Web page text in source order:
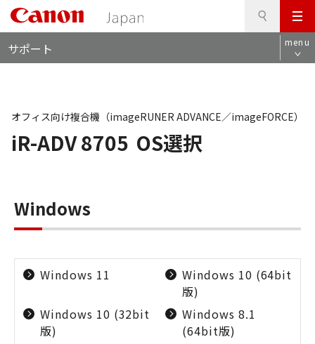
メ
ニ
ュ
サポート menu
iR-ADV 8705 OS選択
オフィス向け複合機（imageRUNER ADVANCE／imageFORCE）
Windows
Windows 11
Windows 10 (64bit
版)
Windows 10 (32bit
版)
Windows 8.1
(64bit版)